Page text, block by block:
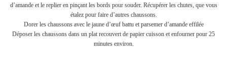
d’amande et le replier en pinçant les bords pour souder. Récupérer les chutes, que vous
étalez pour faire d’autres chaussons.
Dorer les chaussons avec le jaune d’œuf battu et parsemer d’amande effilée
Déposer les chaussons dans un plat recouvert de papier cuisson et enfourner pour 25
minutes environ.